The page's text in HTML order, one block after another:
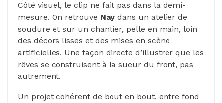
Côté visuel, le clip ne fait pas dans la demi-
mesure. On retrouve Nay dans un atelier de
soudure et sur un chantier, pelle en main, loin
des décors lisses et des mises en scène
artificielles. Une façon directe d’illustrer que les
rêves se construisent à la sueur du front, pas
autrement.
Un projet cohérent de bout en bout, entre fond